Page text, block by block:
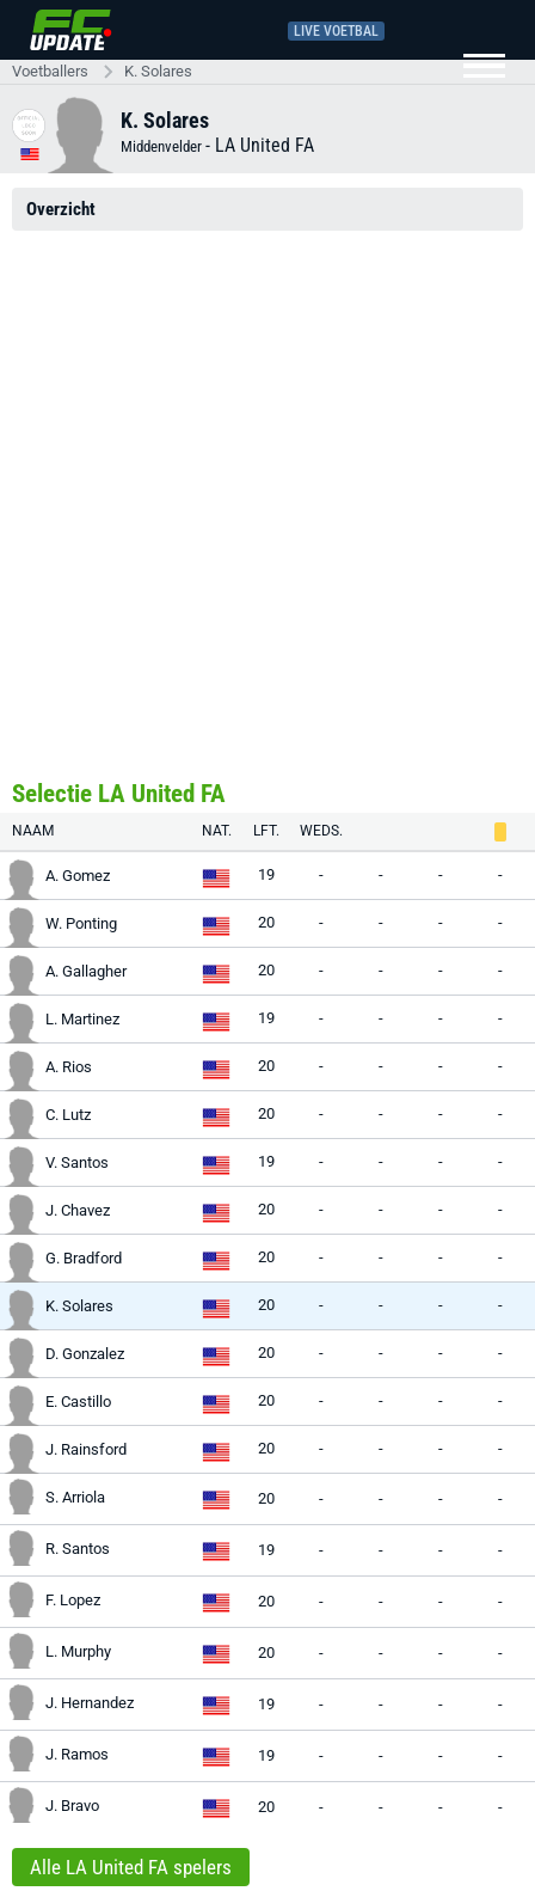
LIVE VOETBAL
Voetballers K. Solares
K. Solares
Middenvelder - LA United FA
Overzicht
Selectie LA United FA
NAAM NAT. LFT. WEDS.
A. Gomez 19 - - - -
W. Ponting 20 - - - -
A. Gallagher 20 - - - -
L. Martinez 19 - - - -
A. Rios 20 - - - -
C. Lutz 20 - - - -
V. Santos 19 - - - -
J. Chavez 20 - - - -
G. Bradford 20 - - - -
K. Solares 20 - - - -
D. Gonzalez 20 - - - -
E. Castillo 20 - - - -
J. Rainsford 20 - - - -
S. Arriola 20 - - - -
R. Santos 19 - - - -
F. Lopez 20 - - - -
L. Murphy 20 - - - -
J. Hernandez 19 - - - -
J. Ramos 19 - - - -
J. Bravo 20 - - - -
Alle LA United FA spelers